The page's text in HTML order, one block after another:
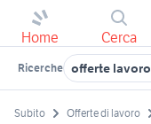
Home Cerca
Ricerche offerte
Subito Offerte di lavoro